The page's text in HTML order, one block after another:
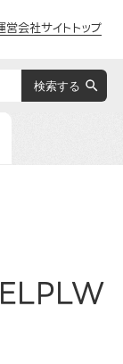
営会社サイトトップ
ELPLW